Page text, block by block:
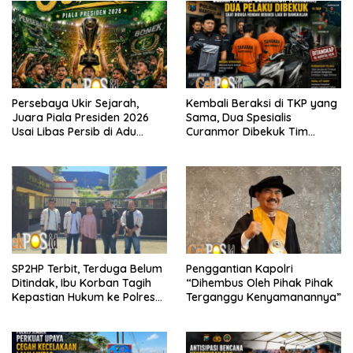
Persebaya Ukir Sejarah,
Juara Piala Presiden 2026
Usai Libas Persib di Adu
Kembali Beraksi di TKP yang
Sama, Dua Spesialis
Curanmor Dibekuk Tim
SP2HP Terbit, Terduga Belum
Ditindak, Ibu Korban Tagih
Kepastian Hukum ke Polres
Penggantian Kapolri
“Dihembus Oleh Pihak Pihak
Terganggu Kenyamanannya”